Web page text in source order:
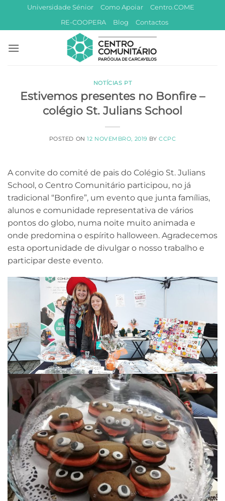
content
Universidade Sénior Como Apoiar
Centro.COME
RE-COOPERA
Blog Contactos
NOTÍCIAS PT
Estivemos presentes no Bonfire –
colégio St. Julians School
POSTED ON12 NOVEMBRO, 2019 BYCCPC
A convite do comité de pais do Colégio St. Julians
School, o Centro Comunitário participou, no já
tradicional “Bonfire”, um evento que junta famílias,
alunos e comunidade representativa de vários
pontos do globo, numa noite muito animada e
onde predomina o espírito halloween. Agradecemos
esta oportunidade de divulgar o nosso trabalho e
participar deste evento.